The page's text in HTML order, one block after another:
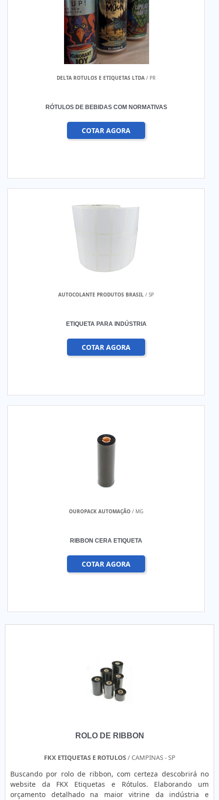
DELTA ROTULOS E ETIQUETAS LTDA / PR
RÓTULOS DE BEBIDAS COM NORMATIVAS
COTAR AGORA
AUTOCOLANTE PRODUTOS BRASIL / SP
ETIQUETA PARA INDÚSTRIA
COTAR AGORA
OUROPACK AUTOMAÇÃO / MG
RIBBON CERA ETIQUETA
COTAR AGORA
ROLO DE RIBBON
FKX ETIQUETAS E ROTULOS/ CAMPINAS - SP
Buscando por rolo de ribbon, com certeza descobrirá no
website da FKX Etiquetas e Rótulos. Elaborando um
orçamento detalhado na maior vitrine da indústria e